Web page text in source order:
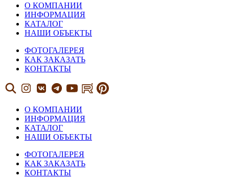
О КОМПАНИИ
ИНФОРМАЦИЯ
КАТАЛОГ
НАШИ ОБЪЕКТЫ
ФОТОГАЛЕРЕЯ
КАК ЗАКАЗАТЬ
КОНТАКТЫ
О КОМПАНИИ
ИНФОРМАЦИЯ
КАТАЛОГ
НАШИ ОБЪЕКТЫ
ФОТОГАЛЕРЕЯ
КАК ЗАКАЗАТЬ
КОНТАКТЫ